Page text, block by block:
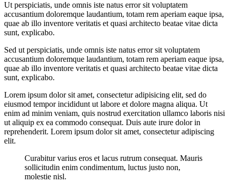
Ut perspiciatis, unde omnis iste natus error sit voluptatem
accusantium doloremque laudantium, totam rem aperiam eaque ipsa,
quae ab illo inventore veritatis et quasi architecto beatae vitae dicta
sunt, explicabo.
Sed ut perspiciatis, unde omnis iste natus error sit voluptatem
accusantium doloremque laudantium, totam rem aperiam eaque ipsa,
quae ab illo inventore veritatis et quasi architecto beatae vitae dicta
sunt, explicabo.
Lorem ipsum dolor sit amet, consectetur adipisicing elit, sed do
eiusmod tempor incididunt ut labore et dolore magna aliqua. Ut
enim ad minim veniam, quis nostrud exercitation ullamco laboris nisi
ut aliquip ex ea commodo consequat. Duis aute irure dolor in
reprehenderit. Lorem ipsum dolor sit amet, consectetur adipiscing
elit.
Curabitur varius eros et lacus rutrum consequat. Mauris
sollicitudin enim condimentum, luctus justo non,
molestie nisl.